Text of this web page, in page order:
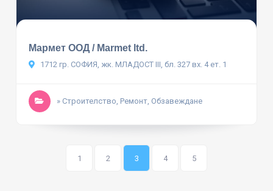
Мармет ООД / Marmet ltd.
1712 гр. СОФИЯ, жк. МЛАДОСТ III, бл. 327 вх. 4 ет. 1
» Строителство, Ремонт, Обзавеждане
1 2 3 4 5